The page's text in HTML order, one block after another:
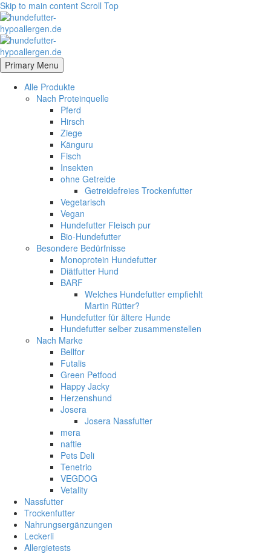
Skip to main content Scroll Top
Primary Menu
Alle Produkte
Nach Proteinquelle
Pferd
Hirsch
Ziege
Känguru
Fisch
Insekten
ohne Getreide
Getreidefreies Trockenfutter
Vegetarisch
Vegan
Hundefutter Fleisch pur
Bio-Hundefutter
Besondere Bedürfnisse
Monoprotein Hundefutter
Diätfutter Hund
BARF
Welches Hundefutter empfiehlt
Martin Rütter?
Hundefutter für ältere Hunde
Hundefutter selber zusammenstellen
Nach Marke
Bellfor
Futalis
Green Petfood
Happy Jacky
Herzenshund
Josera
Josera Nassfutter
mera
naftie
Pets Deli
Tenetrio
VEGDOG
Vetality
Nassfutter
Trockenfutter
Nahrungsergänzungen
Leckerli
Allergietests